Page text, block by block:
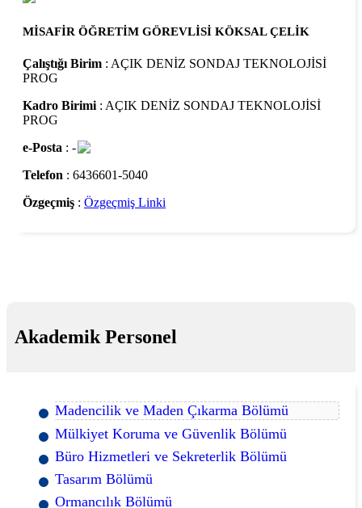
MİSAFİR ÖĞRETİM GÖREVLİSİ KÖKSAL ÇELİK
Çalıştığı Birim : AÇIK DENİZ SONDAJ TEKNOLOJİSİ
PROG
Kadro Birimi : AÇIK DENİZ SONDAJ TEKNOLOJİSİ
PROG
e-Posta : -
Telefon : 6436601-5040
Özgeçmiş : Özgeçmiş Linki
Akademik Personel
Madencilik ve Maden Çıkarma Bölümü
Mülkiyet Koruma ve Güvenlik Bölümü
Büro Hizmetleri ve Sekreterlik Bölümü
Tasarım Bölümü
Ormancılık Bölümü